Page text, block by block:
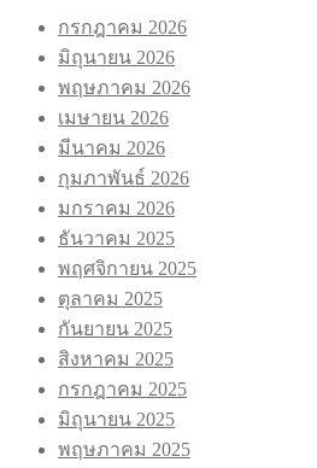
กรกฎาคม 2026
มิถุนายน 2026
พฤษภาคม 2026
เมษายน 2026
มีนาคม 2026
กุมภาพันธ์ 2026
มกราคม 2026
ธันวาคม 2025
พฤศจิกายน 2025
ตุลาคม 2025
กันยายน 2025
สิงหาคม 2025
กรกฎาคม 2025
มิถุนายน 2025
พฤษภาคม 2025